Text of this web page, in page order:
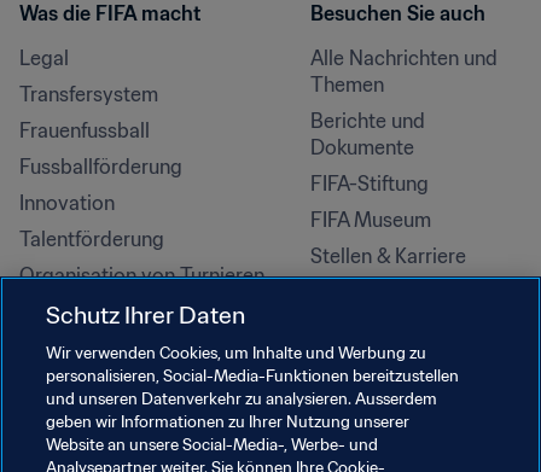
Was die FIFA macht
Legal
Transfersystem
Frauenfussball
Fussballförderung
Innovation
Talentförderung
Organisation von Turnieren
Nachhaltigkeit
Menschenrechte und
Antidiskriminierung
Gesundheit und Medizin
Bildungsinitiativen
Besuchen Sie auch
Alle Nachrichten und
Themen
Berichte und
Dokumente
FIFA-Stiftung
FIFA Museum
Stellen & Karriere
Schutz Ihrer Daten
Wir verwenden Cookies, um Inhalte und Werbung zu
personalisieren, Social-Media-Funktionen bereitzustellen
und unseren Datenverkehr zu analysieren. Ausserdem
geben wir Informationen zu Ihrer Nutzung unserer
Website an unsere Social-Media-, Werbe- und
Analysepartner weiter. Sie können Ihre Cookie-